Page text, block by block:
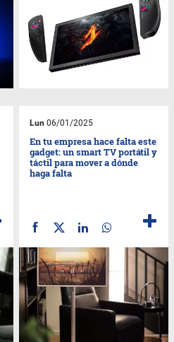
Lun 06/01/2025
En tu empresa hace falta este
gadget: un smart TV portátil y
táctil para mover a dónde
haga falta